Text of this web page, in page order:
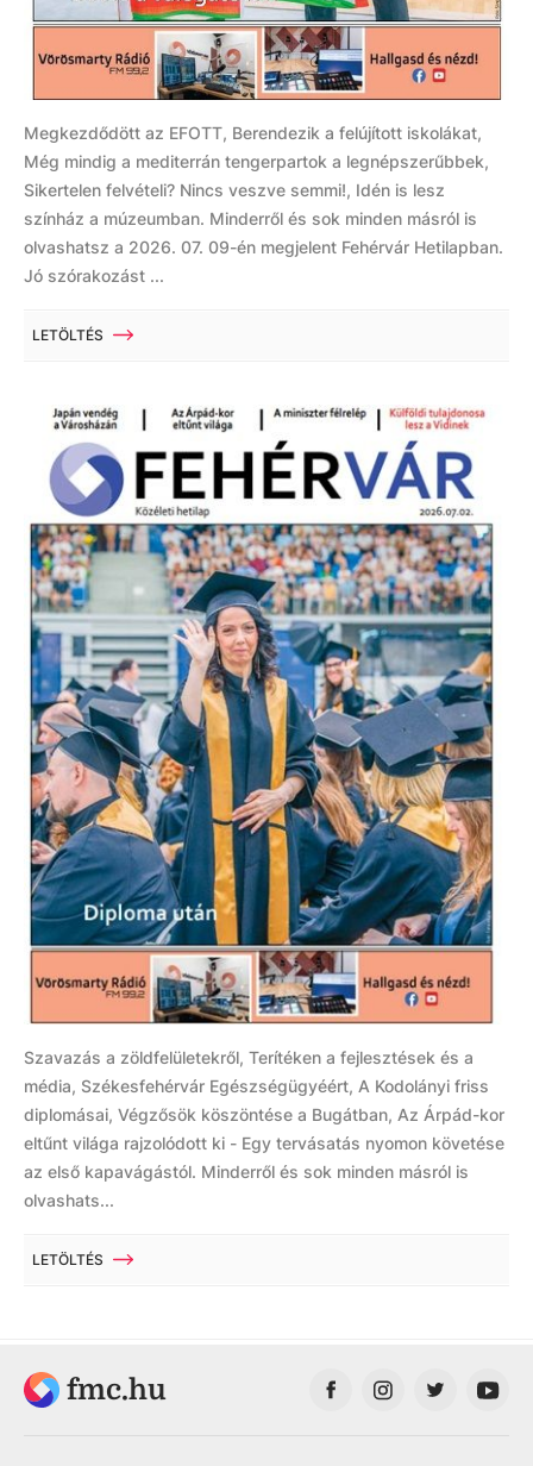
Megkezdődött az EFOTT, Berendezik a felújított iskolákat,
Még mindig a mediterrán tengerpartok a legnépszerűbbek,
Sikertelen felvételi? Nincs veszve semmi!, Idén is lesz
színház a múzeumban. Minderről és sok minden másról is
olvashatsz a 2026. 07. 09-én megjelent Fehérvár Hetilapban.
Jó szórakozást ...
LETÖLTÉS
Szavazás a zöldfelületekről, Terítéken a fejlesztések és a
média, Székesfehérvár Egészségügyéért, A Kodolányi friss
diplomásai, Végzősök köszöntése a Bugátban, Az Árpád-kor
eltűnt világa rajzolódott ki - Egy tervásatás nyomon követése
az első kapavágástól. Minderről és sok minden másról is
olvashats...
LETÖLTÉS
fmc.hu